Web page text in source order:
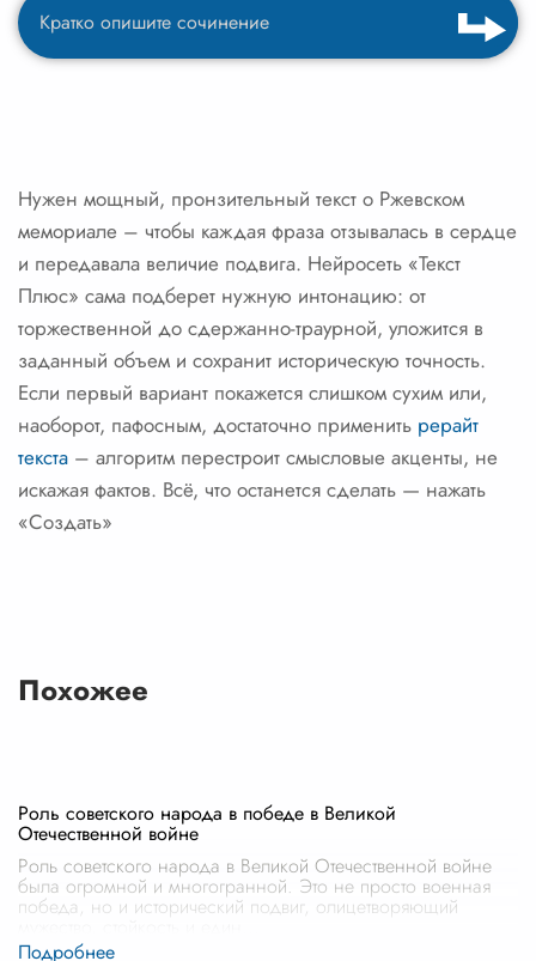
Нужен мощный, пронзительный текст о Ржевском
мемориале – чтобы каждая фраза отзывалась в сердце
и передавала величие подвига. Нейросеть «Текст
Плюс» сама подберет нужную интонацию: от
торжественной до сдержанно-траурной, уложится в
заданный объем и сохранит историческую точность.
Если первый вариант покажется слишком сухим или,
наоборот, пафосным, достаточно применить рерайт
текста – алгоритм перестроит смысловые акценты, не
искажая фактов. Всё, что останется сделать — нажать
«Создать»
Похожее
Роль советского народа в победе в Великой
Отечественной войне
Роль советского народа в Великой Отечественной войне
была огромной и многогранной. Это не просто военная
победа, но и исторический подвиг, олицетворяющий